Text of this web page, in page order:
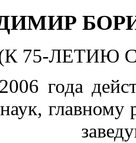
75-ЛЕТИЮ
года